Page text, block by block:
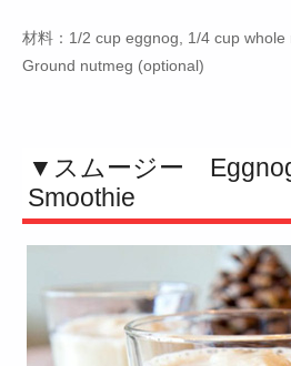
材料：1/2 cup eggnog, 1/4 cup whole
Ground nutmeg (optional)
▼スムージー
Smoothie